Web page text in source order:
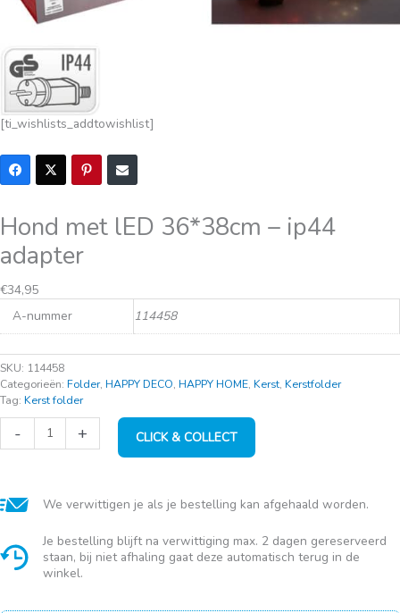
[ti_wishlists_addtowishlist]
Hond met lED 36*38cm – ip44
adapter
€34,95
A-nummer
114458
SKU: 114458
Categorieën: Folder, HAPPY DECO, HAPPY HOME, Kerst, Kerstfolder
Tag: Kerst folder
-
Hond
met
ip44
+ CLICK & COLLECT
We verwittigen je als je bestelling kan afgehaald worden.
Je bestelling blijft na verwittiging max. 2 dagen gereserveerd
staan, bij niet afhaling gaat deze automatisch terug in de
winkel.